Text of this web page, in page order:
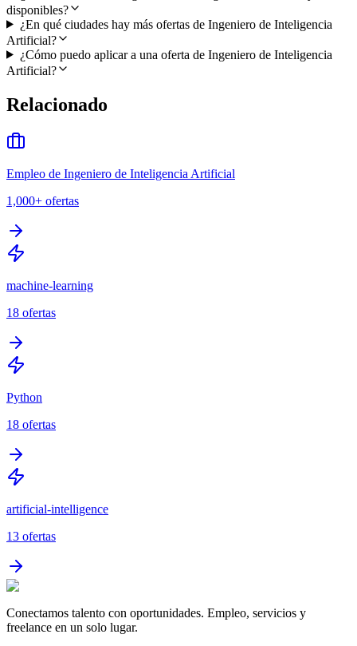
disponibles?
¿En qué ciudades hay más ofertas de Ingeniero de Inteligencia
Artificial?
¿Cómo puedo aplicar a una oferta de Ingeniero de Inteligencia
Artificial?
Relacionado
Empleo de Ingeniero de Inteligencia Artificial
1,000+ ofertas
machine-learning
18 ofertas
Python
18 ofertas
artificial-intelligence
13 ofertas
Conectamos talento con oportunidades. Empleo, servicios y
freelance en un solo lugar.